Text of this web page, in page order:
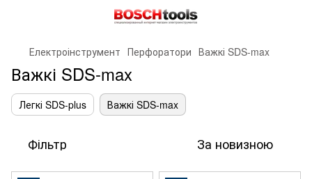
Електроінструмент Перфоратори Важкі SDS-max
Важкі SDS-max
Легкі SDS-plus Важкі SDS-max
Фільтр За новизною